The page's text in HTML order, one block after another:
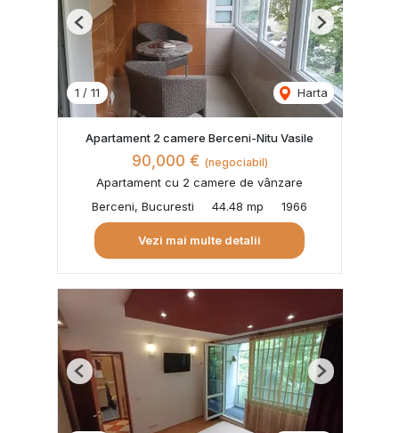
1 / 11 Harta
Previous Next
Apartament 2 camere Berceni-Nitu Vasile
90,000 € (negociabil)
Apartament cu 2 camere de vânzare
Berceni, Bucuresti
44.48 mp 1966
Vezi mai multe detalii
Previous Next